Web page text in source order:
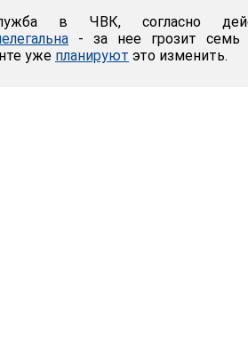
в ЧВК, согласно
- за нее грозит
уже планируют это изменить.